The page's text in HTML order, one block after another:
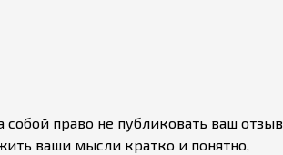
право не публиковать ваш отзыв
ваши мысли кратко и понятно,